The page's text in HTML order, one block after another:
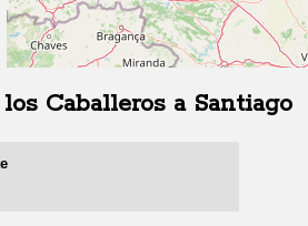
Caballeros a Santiago